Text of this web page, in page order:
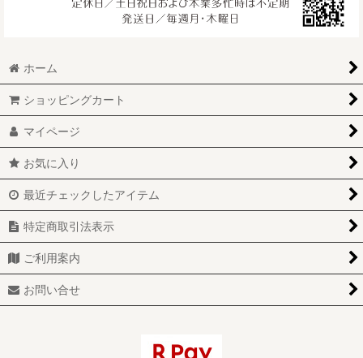
ホーム
ショッピングカート
マイページ
お気に入り
最近チェックしたアイテム
特定商取引法表示
ご利用案内
お問い合せ